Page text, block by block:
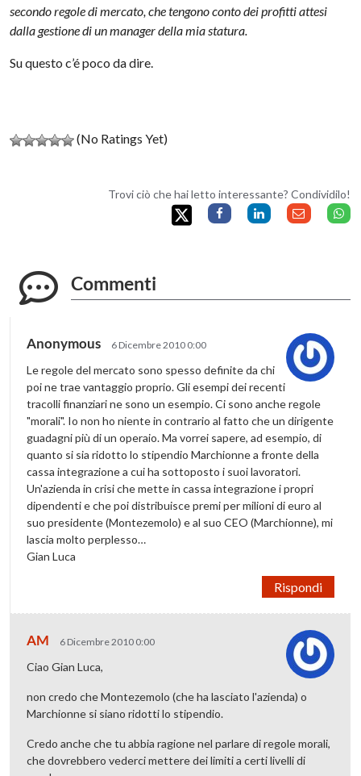
secondo regole di mercato, che tengono conto dei profitti attesi
dalla gestione di un manager della mia statura.
Su questo c’é poco da dire.
(No Ratings Yet)
Trovi ciò che hai letto interessante? Condividilo!
Commenti
Anonymous 6 Dicembre 2010 0:00
Le regole del mercato sono spesso definite da chi
poi ne trae vantaggio proprio. Gli esempi dei recenti
tracolli finanziari ne sono un esempio. Ci sono anche regole
"morali". Io non ho niente in contrario al fatto che un dirigente
guadagni più di un operaio. Ma vorrei sapere, ad esempio, di
quanto si sia ridotto lo stipendio Marchionne a fronte della
cassa integrazione a cui ha sottoposto i suoi lavoratori.
Un'azienda in crisi che mette in cassa integrazione i propri
dipendenti e che poi distribuisce premi per milioni di euro al
suo presidente (Montezemolo) e al suo CEO (Marchionne), mi
lascia molto perplesso…
Gian Luca
Rispondi
AM 6 Dicembre 2010 0:00
Ciao Gian Luca,
non credo che Montezemolo (che ha lasciato l'azienda) o
Marchionne si siano ridotti lo stipendio.
Credo anche che tu abbia ragione nel parlare di regole morali,
che dovrebbero vederci mettere dei limiti a certi livelli di